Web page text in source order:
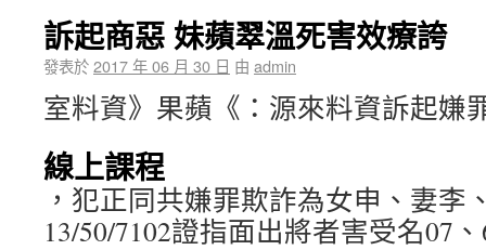
訴起商惡 妹蘋翠溫死害效療誇
發表於2017 年 06 月 30 日 由 admin
室料資》果蘋《：源來料資訴起嫌
線上課程
，犯正同共嫌罪欺詐為女申、妻李
13/50/7102證指面出將者害受名07